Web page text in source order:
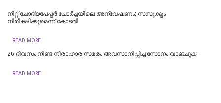
നീറ്റ് ചോദ്യപേപ്പര്‍ ചോര്‍ച്ചയിലെ അന്വേഷണം; സസൂക്ഷ്മം
നിരീക്ഷിക്കുമെന്ന് കോടതി
READ MORE
26 ദിവസം നീണ്ട നിരാഹാര സമരം അവസാനിപ്പിച്ച് സോനം വാങ്ചുക്
READ MORE